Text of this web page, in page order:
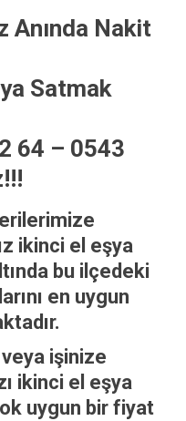
Anında Nakit
Satmak
64 – 0543
ikinci el eşya
bu ilçedeki
en uygun
işinize
ikinci el eşya
uygun bir fiyat